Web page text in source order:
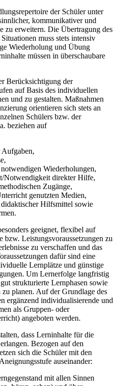
der Schüler unter
kommunikativer und
zu erweitern. Die Übertragung des
muss stets intensiv
Wiederholung und Übung
müssen in überschaubare
Berücksichtigung der
auf Basis des individuellen
und zu gestalten. Maßnahmen
orientieren sich stets an
Schülers bzw. der
beziehen auf
Wiederholungen,
Notwendigkeit direkter Hilfe,
Zugänge,
genutzten Medien,
didaktischer Hilfsmittel sowie
geeignet, flexibel auf
bzw. Leistungsvoraussetzungen zu
zu verschaffen und das
dafür sind eine
Lernplätze und günstige
Um Lernerfolge langfristig
strukturierte Lernphasen sowie
planen. Auf der Grundlage des
ergänzend individualisierende und
als Gruppen- oder
angeboten werden.
dass Lerninhalte für die
Bezogen auf den
sich die Schüler mit den
auseinander:
mit allen Sinnen